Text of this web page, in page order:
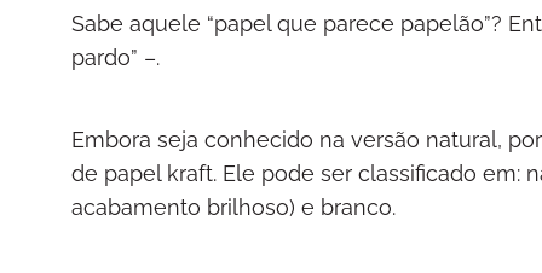
Sabe aquele “papel que parece papelão”?
pardo” –.
Embora seja conhecido na versão natural,
de papel kraft. Ele pode ser classificado em:
acabamento brilhoso) e branco.